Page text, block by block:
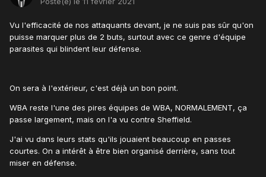
Vu l'efficacité de nos attaquants devant, je ne suis pas sûr qu'on
puisse marquer plus de 2 buts, surtout avec ce genre d'équipe
parasites qui blindent leur défense.
On sera à l'extérieur, c'est déjà un bon point.
WBA reste l'une des pires équipes de WBA, NORMALEMENT, ça
passe largement, mais on l'a vu contre Sheffield.
J'ai vu dans leurs stats qu'ils jouaient beaucoup en passes
courtes. On a intérêt à être bien organisé derrière, sans tout
miser en défense.